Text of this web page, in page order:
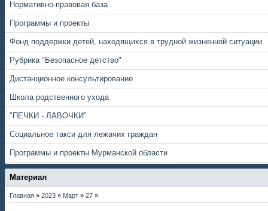
Нормативно-правовая база
Программы и проекты
Фонд поддержки детей, находящихся в трудной жизненной ситуации
Рубрика "Безопасное детство"
Дистанционное консультирование
Школа родственного ухода
"ПЕЧКИ - ЛАВОЧКИ"
Социальное такси для лежачих граждан
Программы и проекты Мурманской области
Материал
Главная » 2023 » Март » 27 »